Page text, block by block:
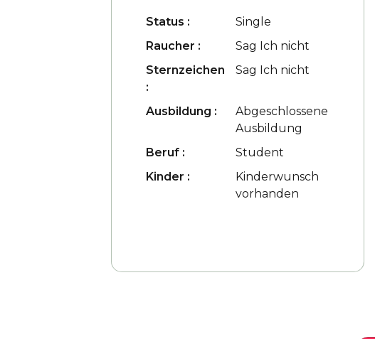
Status :
Single
Raucher :
Sag Ich nicht
Sternzeichen
:
Sag Ich nicht
Ausbildung :
Abgeschlossene
Ausbildung
Beruf :
Student
Kinder :
Kinderwunsch
vorhanden